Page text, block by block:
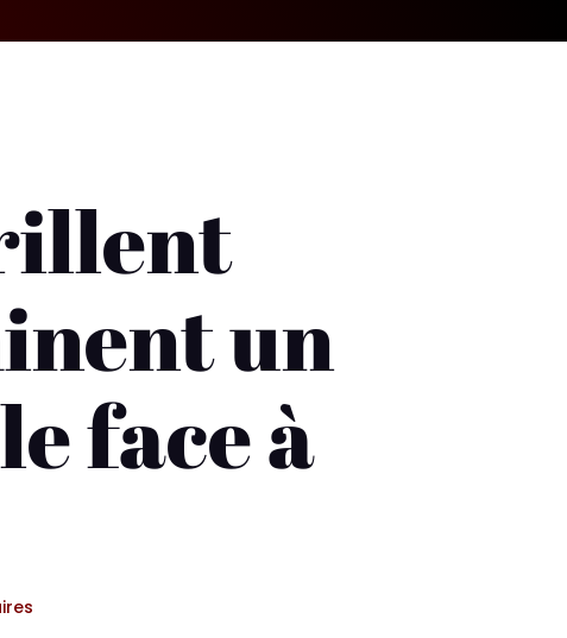
un
face à